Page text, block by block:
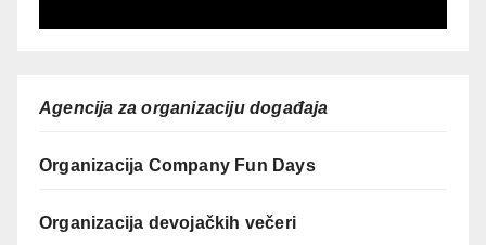
Agencija za organizaciju događaja
Organizacija Company Fun Days
Organizacija devojačkih večeri